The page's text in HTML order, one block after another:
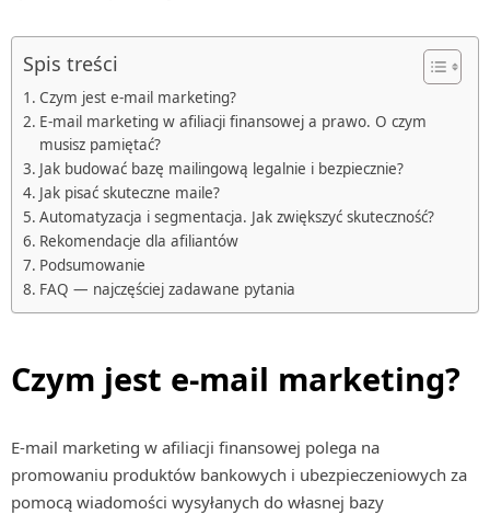
Spis treści
Czym jest e-mail marketing?
E-mail marketing w afiliacji finansowej a prawo. O czym
musisz pamiętać?
Jak budować bazę mailingową legalnie i bezpiecznie?
Jak pisać skuteczne maile?
Automatyzacja i segmentacja. Jak zwiększyć skuteczność?
Rekomendacje dla afiliantów
Podsumowanie
FAQ — najczęściej zadawane pytania
Czym jest e-mail marketing?
E-mail marketing w afiliacji finansowej polega na
promowaniu produktów bankowych i ubezpieczeniowych za
pomocą wiadomości wysyłanych do własnej bazy